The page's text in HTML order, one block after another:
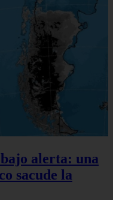
alerta: una
sacude la